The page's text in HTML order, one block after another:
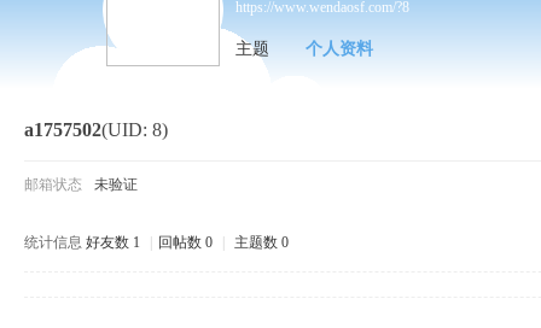
https://www.wendaosf.com/?8
主题 个人资料
a1757502(UID: 8)
邮箱状态 未验证
统计信息 好友数 1 回帖数 0 主题数 0